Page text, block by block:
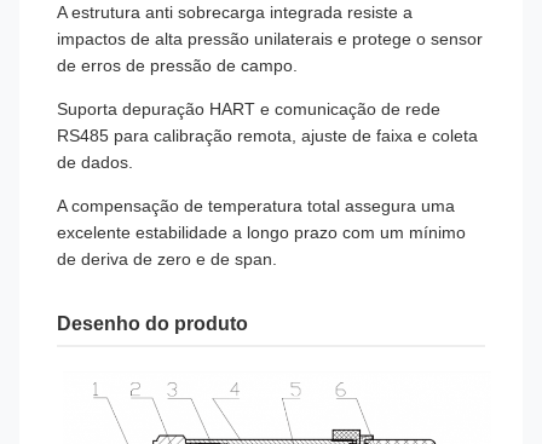
A estrutura anti sobrecarga integrada resiste a
impactos de alta pressão unilaterais e protege o sensor
de erros de pressão de campo.
Suporta depuração HART e comunicação de rede
RS485 para calibração remota, ajuste de faixa e coleta
de dados.
A compensação de temperatura total assegura uma
excelente estabilidade a longo prazo com um mínimo
de deriva de zero e de span.
Desenho do produto